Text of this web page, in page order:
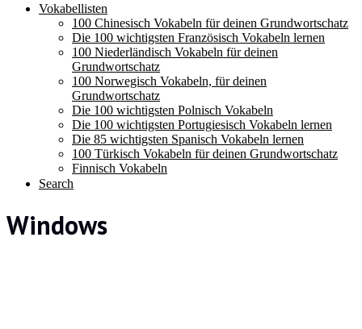
Vokabellisten
100 Chinesisch Vokabeln für deinen Grundwortschatz
Die 100 wichtigsten Französisch Vokabeln lernen
100 Niederländisch Vokabeln für deinen
Grundwortschatz
100 Norwegisch Vokabeln, für deinen
Grundwortschatz
Die 100 wichtigsten Polnisch Vokabeln
Die 100 wichtigsten Portugiesisch Vokabeln lernen
Die 85 wichtigsten Spanisch Vokabeln lernen
100 Türkisch Vokabeln für deinen Grundwortschatz
Finnisch Vokabeln
Search
Windows